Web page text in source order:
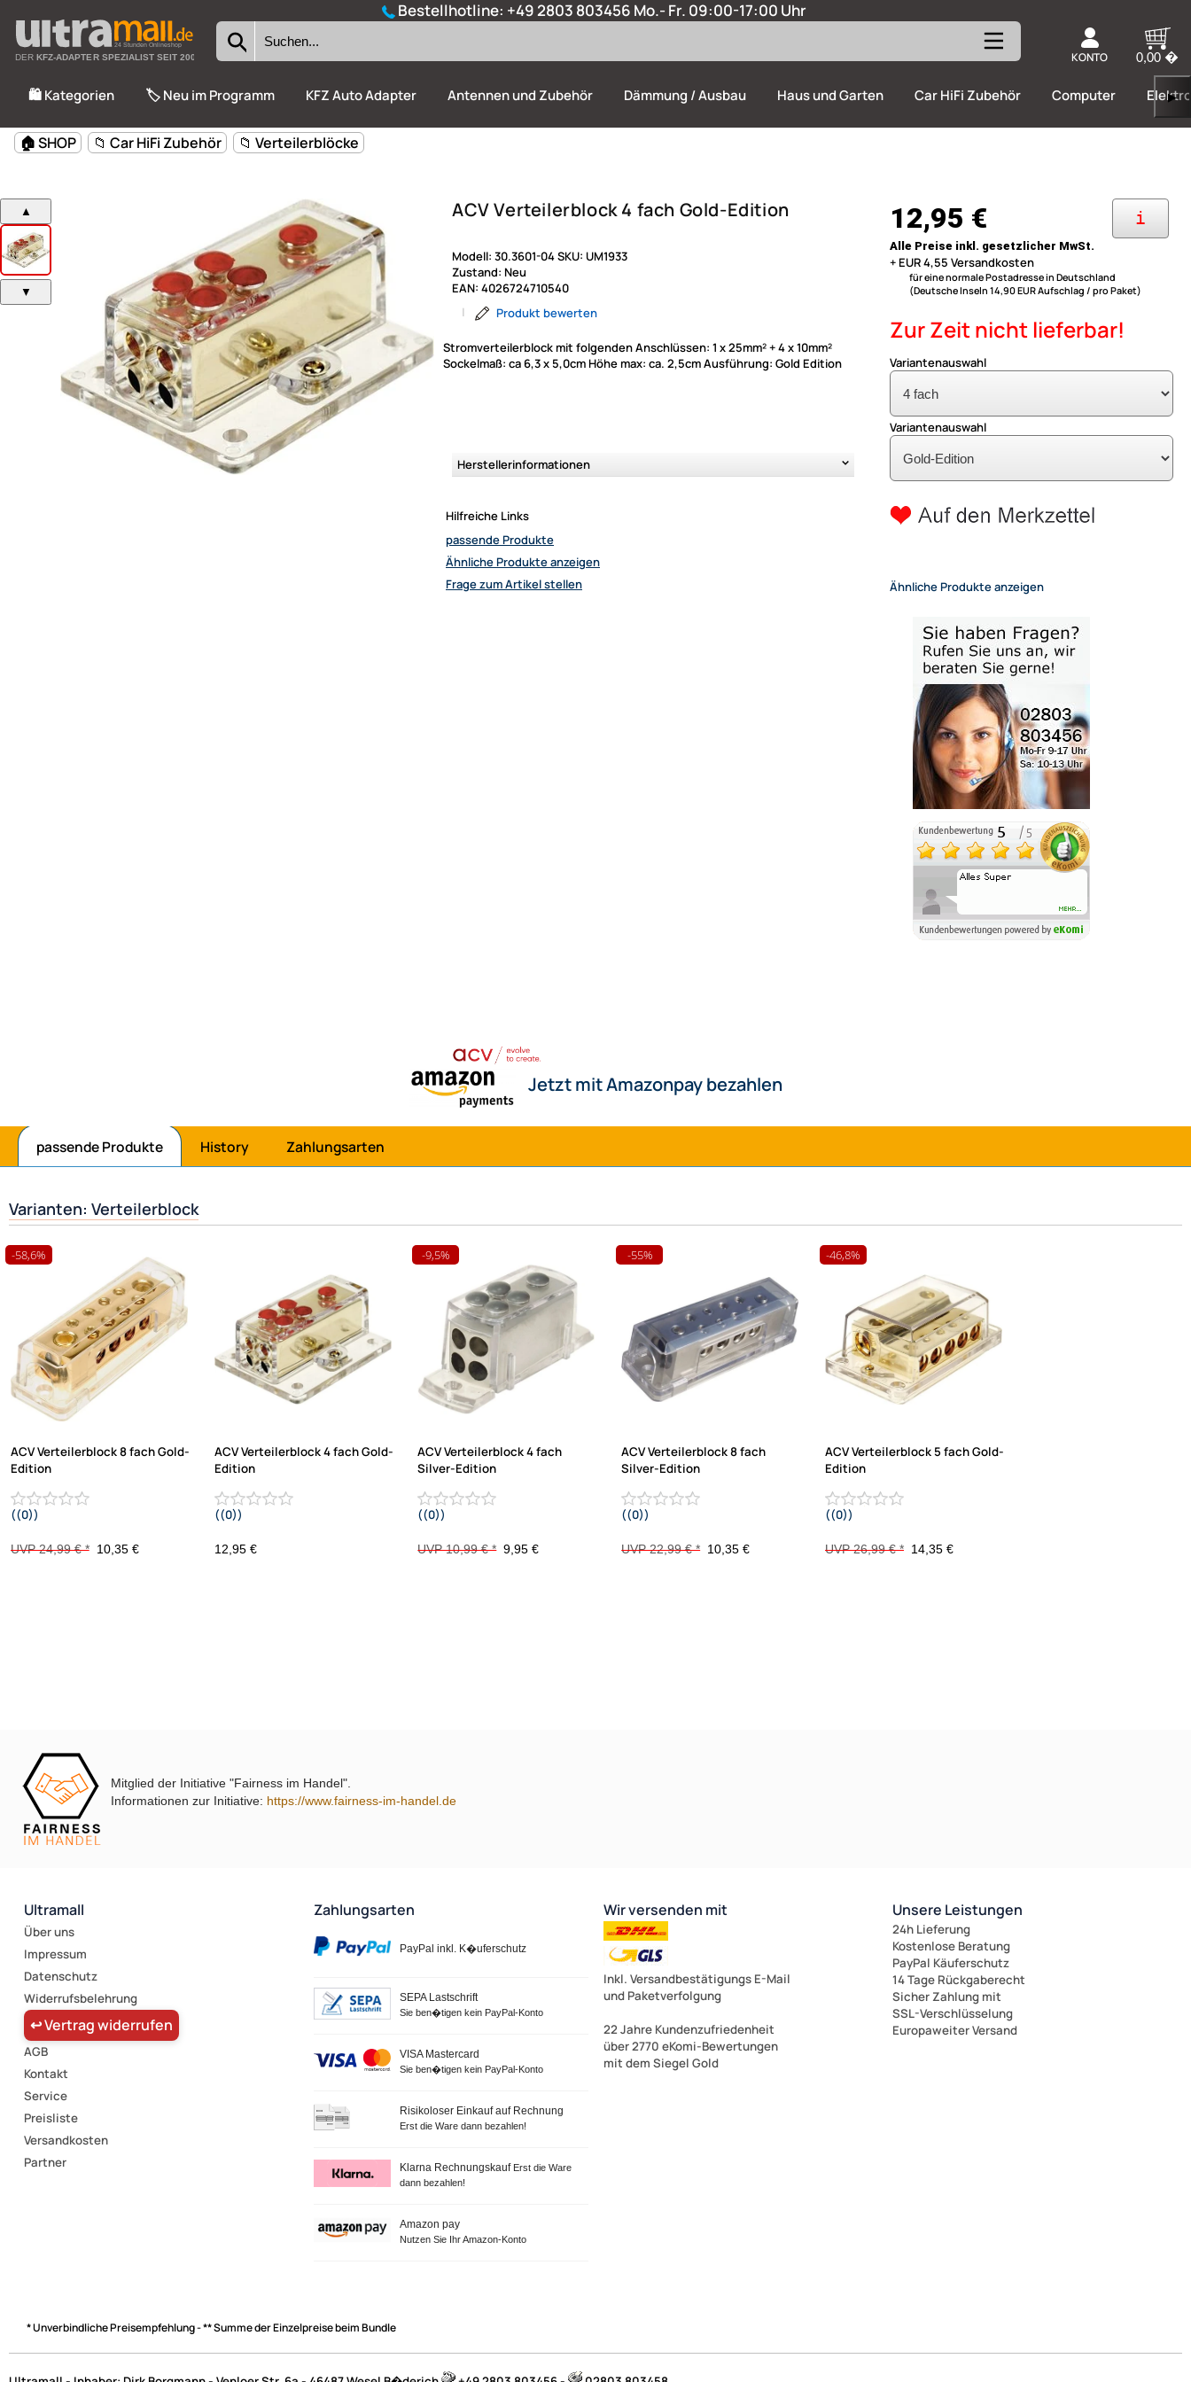
Bestellhotline: +49 2803 803456 Mo.- Fr. 09:00-17:00 Uhr
24 Stunden Onlineshop
DERKFZ-ADAPTER SPEZIALIST SEIT 2002 KONTO 0,00 �
🛍️ Kategorien 🏷️ Neu im Programm KFZ Auto Adapter Antennen und Zubehör Dämmung / Ausbau Haus und Garten Car HiFi Zubehör Computer ▶
🏠 SHOP 📁 Car HiFi Zubehör 📁 Verteilerblöcke
▲
▼
ACV Verteilerblock 4 fach Gold-Edition
Stromverteilerblock mit folgenden Anschlüssen: 1 x 25mm² + 4 x 10mm²
Sockelmaß: ca 6,3 x 5,0cm Höhe max: ca. 2,5cm Ausführung: Gold Edition
Modell: 30.3601-04SKU: UM1933
Zustand: Neu
EAN: 4026724710540
|
Produkt bewerten
Herstellerinformationen
Hilfreiche Links
passende Produkte
Ähnliche Produkte anzeigen
Frage zum Artikel stellen
i
12,95 €
Alle Preise inkl. gesetzlicher MwSt.
+ EUR 4,55 Versandkosten
für eine normale Postadresse in Deutschland
(Deutsche Inseln 14,90 EUR Aufschlag / pro Paket)
Zur Zeit nicht lieferbar!
Variantenauswahl
Variantenauswahl
Ähnliche Produkte anzeigen
Jetzt mit Amazonpay bezahlen
passende Produkte History Zahlungsarten
Varianten: Verteilerblock
-58,6%
ACV Verteilerblock 8 fach Gold-
Edition
((0))
UVP 24,99 € *10,35 €
ACV Verteilerblock 4 fach Gold-
Edition
((0))
12,95 €
-9,5%
ACV Verteilerblock 4 fach
Silver-Edition
((0))
UVP 10,99 € *9,95 €
-55%
ACV Verteilerblock 8 fach
Silver-Edition
((0))
UVP 22,99 € *10,35 €
-46,8%
ACV Verteilerblock 5 fach Gold-
Edition
((0))
UVP 26,99 € *14,35 €
Mitglied der Initiative "Fairness im Handel".
Informationen zur Initiative: https://www.fairness-im-handel.de
Ultramall
Über uns
Impressum
Datenschutz
Widerrufsbelehrung
↩ Vertrag widerrufen
AGB
Kontakt
Service
Preisliste
Versandkosten
Partner
Zahlungsarten
PayPal inkl. K�uferschutz
SEPA Lastschrift
Sie ben�tigen kein PayPal-Konto
VISA Mastercard
Sie ben�tigen kein PayPal-Konto
Risikoloser Einkauf auf Rechnung
Erst die Ware dann bezahlen!
Klarna Rechnungskauf Erst die Ware
dann bezahlen!
Amazon pay
Nutzen Sie Ihr Amazon-Konto
Wir versenden mit
Inkl. Versandbestätigungs E-Mail
und Paketverfolgung
22 Jahre Kundenzufriedenheit
über 2770 eKomi-Bewertungen
mit dem Siegel Gold
Unsere Leistungen
24h Lieferung
Kostenlose Beratung
PayPal Käuferschutz
14 Tage Rückgaberecht
Sicher Zahlung mit
SSL-Verschlüsselung
Europaweiter Versand
* Unverbindliche Preisempfehlung - ** Summe der Einzelpreise beim Bundle